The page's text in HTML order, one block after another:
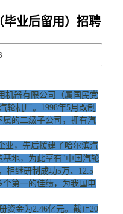
研究中心
学术活动
重要期刊
博士生导师
毕业后留用）招聘
机器有限公司（属国民党
轮机厂。1998年5月改制
的二级子公司，拥有汽
，先后援建了哈尔滨汽
地，为此享有"中国汽轮
相继研制成功5万、12.5
个第一的佳绩，为我国电
金为2.46亿元。截止20